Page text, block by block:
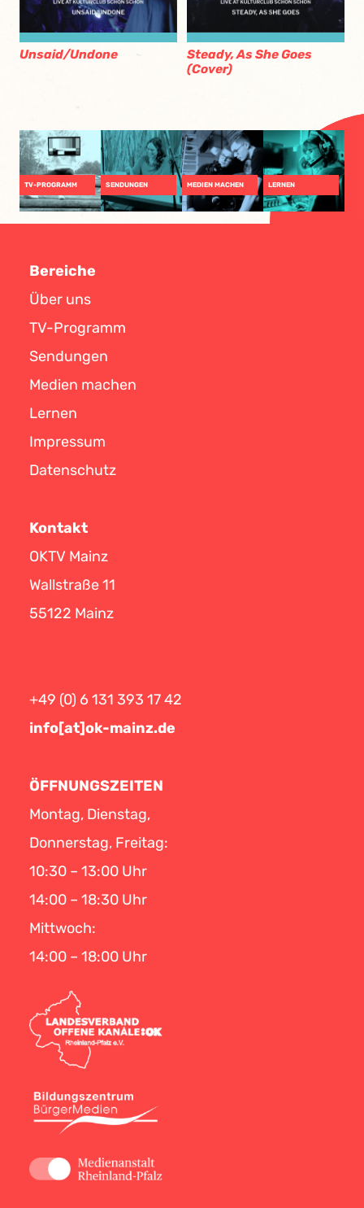
Unsaid/Undone
Steady, As She Goes
(Cover)
TV-PROGRAMM SENDUNGEN MEDIEN MACHEN LERNEN
Bereiche
Über uns
TV-Programm
Sendungen
Medien machen
Lernen
Impressum
Datenschutz
Kontakt
OKTV Mainz
Wallstraße 11
55122 Mainz
+49 (0) 6 131 393 17 42
info[at]ok-mainz.de
ÖFFNUNGSZEITEN
Montag, Dienstag,
Donnerstag, Freitag:
10:30 – 13:00 Uhr
14:00 – 18:30 Uhr
Mittwoch:
14:00 – 18:00 Uhr